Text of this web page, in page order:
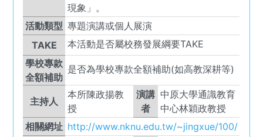
現象」。
活動類型 專題演講或個人展演
TAKE
本活動是否屬校務發展綱要TAKE
學校專款
全額補助
是否為學校專款全額補助(如高教深耕等)
主持人
本所陳政揚教
授
演講
者
中原大學通識教育
中心林穎政教授
相關網址 http://www.nknu.edu.tw/~jingxue/100/